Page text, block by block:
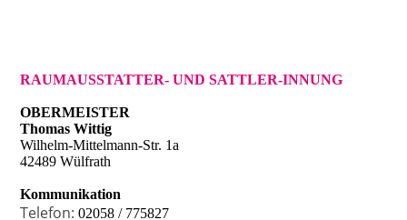
RAUMAUSSTATTER- UND SATTLER-INNUNG
OBERMEISTER
Thomas Wittig
Wilhelm-Mittelmann-Str. 1a
42489 Wülfrath
Kommunikation
Telefon:02058 / 775827